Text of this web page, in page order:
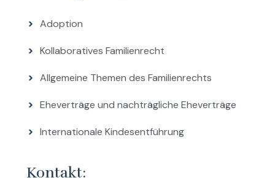
Adoption
Kollaboratives Familienrecht
Allgemeine Themen des Familienrechts
Eheverträge und nachträgliche Eheverträge
Internationale Kindesentführung
Kontakt: